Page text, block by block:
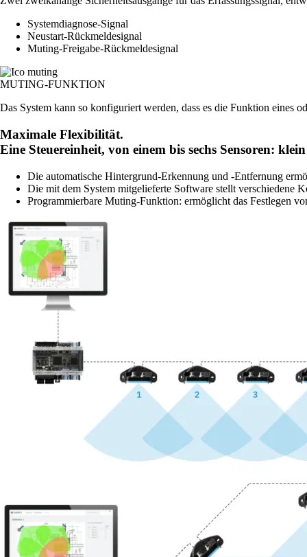
Systemdiagnose-Signal
Neustart-Rückmeldesignal
Muting-Freigabe-Rückmeldesignal
MUTING-FUNKTION
Das System kann so konfiguriert werden, dass es die Funktion eines
Maximale Flexibilität.
Eine Steuereinheit, von einem bis sechs Sensoren:
Die automatische Hintergrund-Erkennung und -Entfernung
Die mit dem System mitgelieferte Software stellt verschiedene
Programmierbare Muting-Funktion: ermöglicht das Festlegen